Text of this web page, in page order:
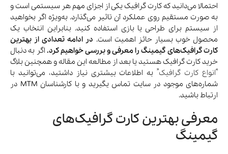
احتمالا می‌دانید که کارت گرافیک یکی از اجزای مهم هر سیستمی است و
به صورت مستقیم روی عملکرد آن تاثیر می‌گذارد. به‌ویژه اگر بخواهید
از سیستم برای طراحی یا بازی استفاده کنید. بنابراین انتخاب یک
محصول خوب بسیار حائز اهمیت است. در ادامه تعدادی از بهترین
کارت گرافیک‌های گیمینگ را معرفی و بررسی خواهیم کرد.اگر به دنبال
خرید کارت گرافیک هستید یا بعد از مطالعه این مقاله و همچنین بلاگ
“انواع کارت گرافیک” به اطلاعات بیشتری نیاز داشتید، می‌توانید با
شماره‌های موجود در سایت تماس یگیرید و با کارشناسان MTM در
ارتباط باشید.
معرفی بهترین کارت گرافیک‌های
گیمینگ